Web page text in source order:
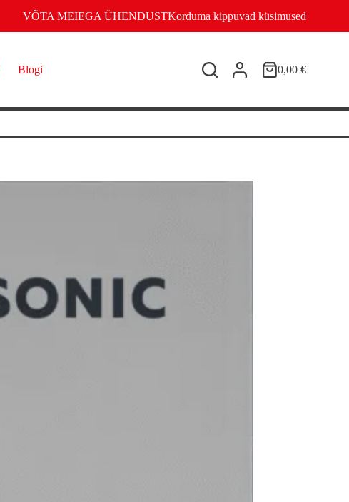
VÕTA MEIEGA ÜHENDUSTKorduma kippuvad küsimused
Blogi
Shopping
0,00 €